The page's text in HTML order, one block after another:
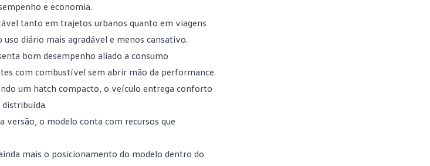
e economia.
tanto em trajetos urbanos quanto em viagens
diário mais agradável e menos cansativo.
bom desempenho aliado a consumo
com combustível sem abrir mão da performance.
um hatch compacto, o veículo entrega conforto
versão, o modelo conta com recursos que
mais o posicionamento do modelo dentro do